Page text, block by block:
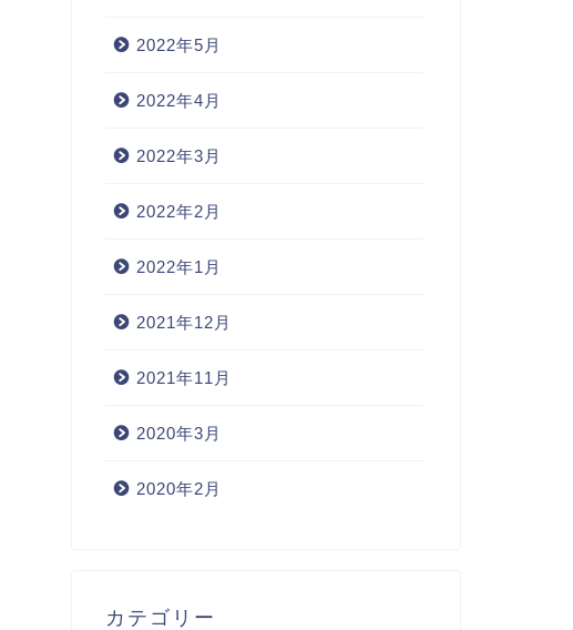
2022年5月
2022年4月
2022年3月
2022年2月
2022年1月
2021年12月
2021年11月
2020年3月
2020年2月
カテゴリー